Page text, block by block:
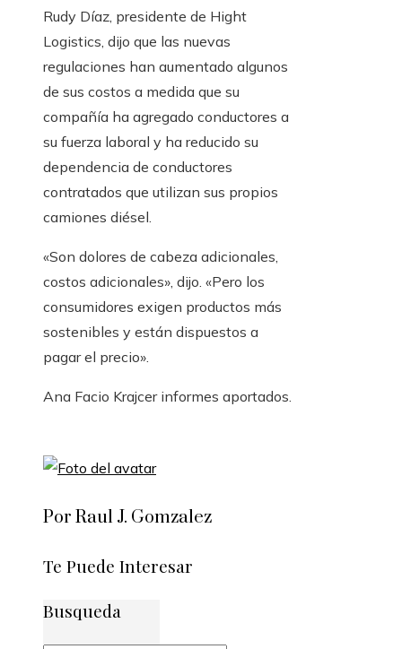
Rudy Díaz, presidente de Hight
Logistics, dijo que las nuevas
regulaciones han aumentado algunos
de sus costos a medida que su
compañía ha agregado conductores a
su fuerza laboral y ha reducido su
dependencia de conductores
contratados que utilizan sus propios
camiones diésel.
«Son dolores de cabeza adicionales,
costos adicionales», dijo. «Pero los
consumidores exigen productos más
sostenibles y están dispuestos a
pagar el precio».
Ana Facio Krajcerinformes aportados.
Por Raul J. Gomzalez
Te Puede Interesar
Busqueda